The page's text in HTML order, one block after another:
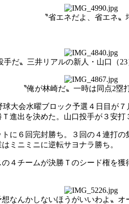
〝省エネだよ、省エネ〟
手だ〟三井リアルの新人・山口（
〝俺が林崎だ〟一時は同点2塁
大会水曜ブロック予選４日目が
進出を決めた。山口投手が３安
に６回完封勝ち。３回の４連打
ミニミニに逆転サヨナラ勝ち。
４チームが決勝Ｔのシード権を
想なんかしないほうがいいわよ〟